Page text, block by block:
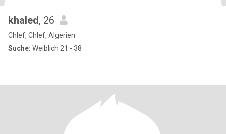
khaled, 26
Chlef, Chlef, Algerien
Suche: Weiblich 21 - 38